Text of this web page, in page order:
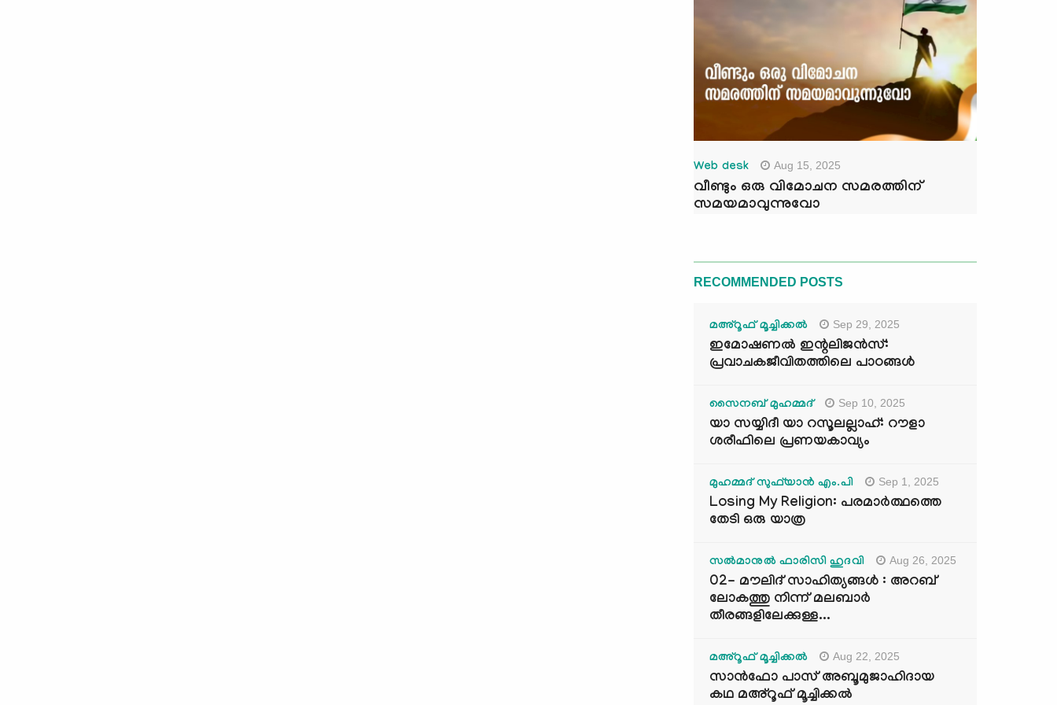
Web desk Aug 15, 2025
വീണ്ടും ഒരു വിമോചന സമരത്തിന്
സമയമാവുന്നുവോ
RECOMMENDED POSTS
മഅ്റൂഫ് മൂച്ചിക്കല്‍ Sep 29, 2025
ഇമോഷണൽ ഇന്റലിജൻസ്:
പ്രവാചകജീവിതത്തിലെ പാഠങ്ങൾ
സൈനബ് മുഹമ്മദ് Sep 10, 2025
യാ സയ്യിദീ യാ റസൂലല്ലാഹ്: റൗളാ
ശരീഫിലെ പ്രണയകാവ്യം
മുഹമ്മദ് സുഫ്‌യാൻ എം.പി Sep 1, 2025
Losing My Religion: പരമാർത്ഥത്തെ
തേടി ഒരു യാത്ര
സൽമാനുൽ ഫാരിസി ഹുദവി Aug 26, 2025
02- മൗലിദ് സാഹിത്യങ്ങൾ : അറബ്
ലോകത്തു നിന്ന് മലബാർ
തീരങ്ങളിലേക്കുള്ള...
മഅ്റൂഫ് മൂച്ചിക്കല്‍ Aug 22, 2025
സാൻഫോ പാസ് അബൂമുജാഹിദായ
കഥ മഅ്റൂഫ് മൂച്ചിക്കല്‍